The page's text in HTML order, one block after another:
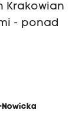
Krakowian
- ponad